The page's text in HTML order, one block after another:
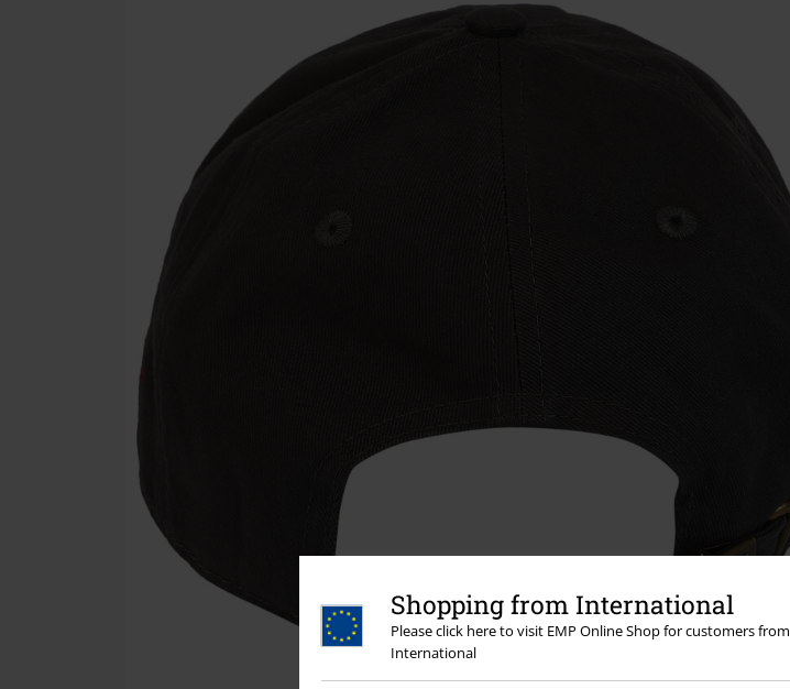
Shopping from International
Please click here to visit EMP Online Shop for customers from
International